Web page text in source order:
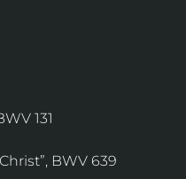
131
BWV 639